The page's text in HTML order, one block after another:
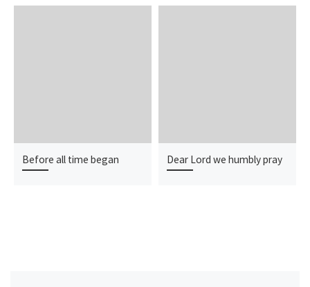
Before all time began Dear Lord we humbly pray